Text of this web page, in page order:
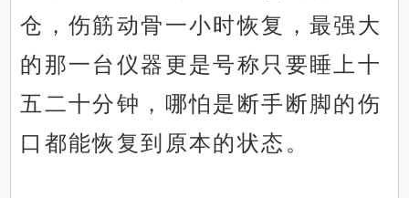
仓，伤筋动骨一小时恢复，最强大
的那一台仪器更是号称只要睡上十
五二十分钟，哪怕是断手断脚的伤
口都能恢复到原本的状态。